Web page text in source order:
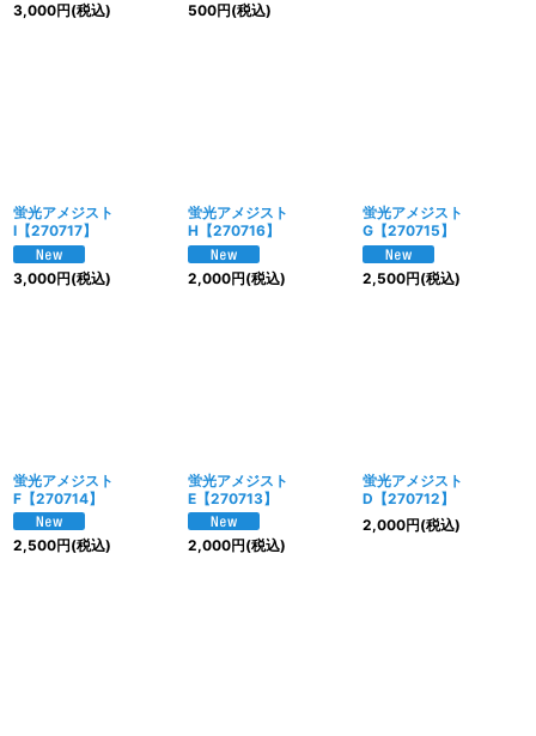
3,000円(税込) 500円(税込)
蛍光アメジスト
I【270717】
3,000円(税込)
蛍光アメジスト
H【270716】
2,000円(税込)
蛍光アメジスト
G【270715】
2,500円(税込)
蛍光アメジスト
F【270714】
2,500円(税込)
蛍光アメジスト
E【270713】
2,000円(税込)
蛍光アメジスト
D【270712】
2,000円(税込)